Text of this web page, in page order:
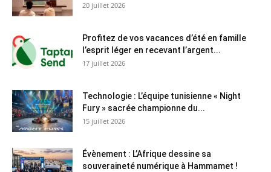
20 juillet 2026
Profitez de vos vacances d’été en famille
l’esprit léger en recevant l’argent...
17 juillet 2026
Technologie : L’équipe tunisienne « Night
Fury » sacrée championne du...
15 juillet 2026
Évènement : L’Afrique dessine sa
souveraineté numérique à Hammamet !